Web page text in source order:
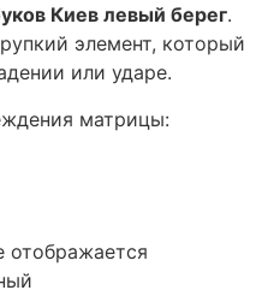
Киев левый берег.
элемент, который
или ударе.
матрицы:
отображается